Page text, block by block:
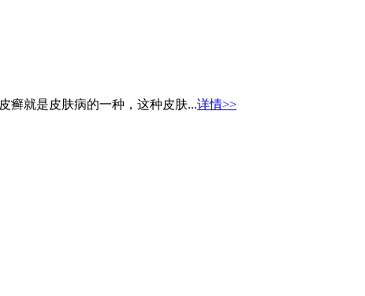
癣就是皮肤病的一种，这种皮肤...详情>>